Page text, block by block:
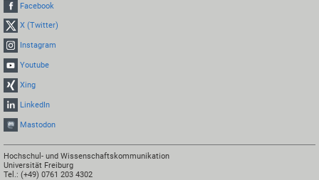
Facebook
X (Twitter)
Instagram
Youtube
Xing
LinkedIn
Mastodon
Hochschul- und Wissenschaftskommunikation
Universität Freiburg
Tel.: (+49) 0761 203 4302